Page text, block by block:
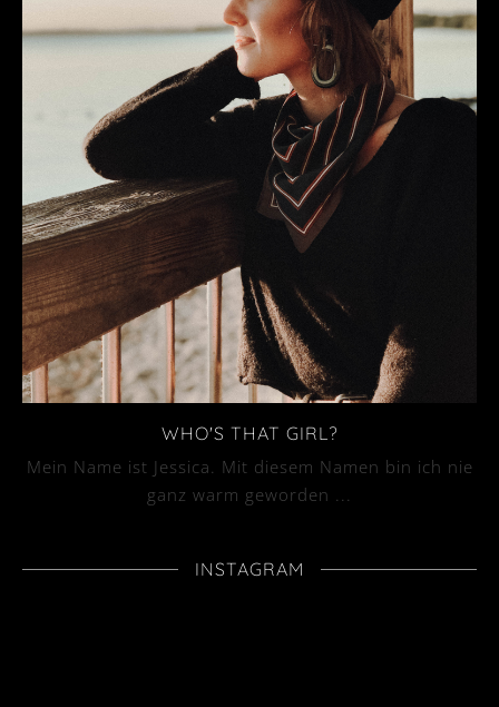
WHO'S THAT GIRL?
Mein Name ist Jessica. Mit diesem Namen bin ich nie
ganz warm geworden ...
INSTAGRAM